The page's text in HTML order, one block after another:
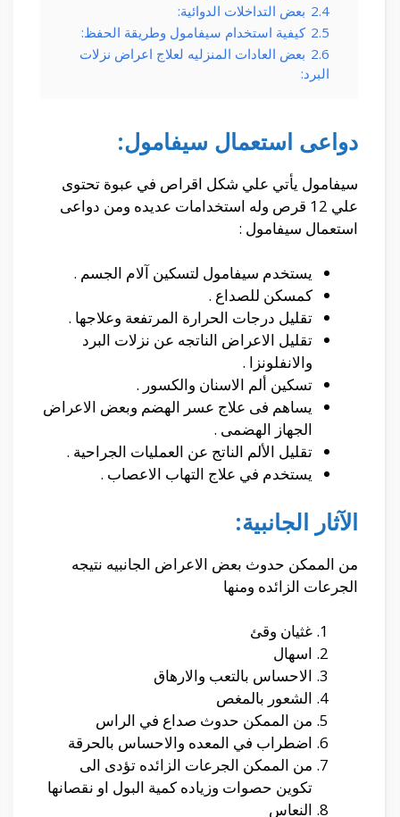
2.4 بعض التداخلات الدوائية:
2.5 كيفية استخدام سيفامول وطريقة الحفظ:
2.6 بعض العادات المنزليه لعلاج اعراض نزلات
البرد:
دواعى استعمال سيفامول:
سيفامول يأتي علي شكل اقراص في عبوة تحتوى
علي 12 قرص وله استخدامات عديده ومن دواعى
استعمال سيفامول :
يستخدم سيفامول لتسكين آلام الجسم .
كمسكن للصداع .
تقليل درجات الحرارة المرتفعة وعلاجها .
تقليل الاعراض الناتجه عن نزلات البرد
والانفلونزا .
تسكين ألم الاسنان والكسور .
يساهم فى علاج عسر الهضم وبعض الاعراض
الجهاز الهضمى .
تقليل الألم الناتج عن العمليات الجراحية .
يستخدم في علاج التهاب الاعصاب .
الآثار الجانبية:
من الممكن حدوث بعض الاعراض الجانبيه نتيجه
الجرعات الزائده ومنها
غثيان وقئ
اسهال
الاحساس بالتعب والارهاق
الشعور بالمغص
من الممكن حدوث صداع في الراس
اضطراب في المعده والاحساس بالحرقة
من الممكن الجرعات الزائده تؤدى الى
تكوين حصوات وزياده كمية البول او نقصانها
النعاس